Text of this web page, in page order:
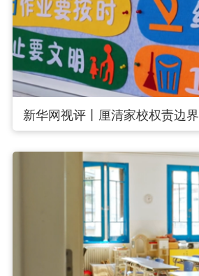
新华网视评丨厘清家校权责边界